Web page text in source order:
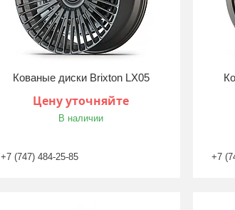
Кованые диски Brixton LX05
Цену уточняйте
В наличии
+7 (747) 484-25-85 +7